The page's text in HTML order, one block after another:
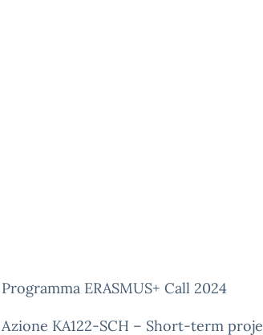
Programma ERASMUS+ Call 2024
Azione KA122-SCH – Short-term